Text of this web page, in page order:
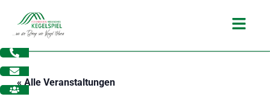
Inhalt
springen
Main
« Alle Veranstaltungen